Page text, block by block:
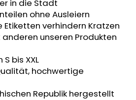
in die Stadt
ohne Ausleiern
verhindern Kratzen
unseren Produkten
bis XXL
hochwertige
Republik hergestellt